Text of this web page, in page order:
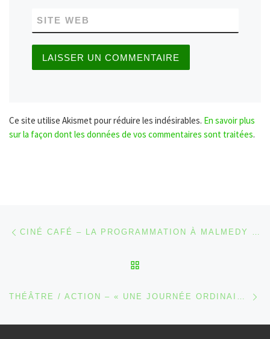
SITE WEB
Ce site utilise Akismet pour réduire les indésirables. En savoir plus
sur la façon dont les données de vos commentaires sont traitées.
Parcourir les articles CINÉ CAFÉ – LA PROGRAMMATION À MALMEDY [2023]
THÉÂTRE / ACTION – « UNE JOURNÉE ORDINAIRE » PAR LE THÉÂTRE DE LA COMMUNAUTÉ